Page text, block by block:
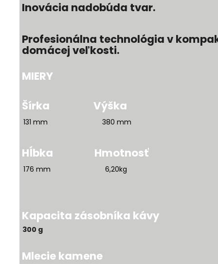
Inovácia nadobúda tvar.
Profesionálna technológia v
domácej veľkosti.
MIERY
Šírka Výška
131 mm 380 mm
Hĺbka Hmotnosť
176 mm 6,20kg
Kapacita zásobníka kávy
300 g
Mlecie kamene